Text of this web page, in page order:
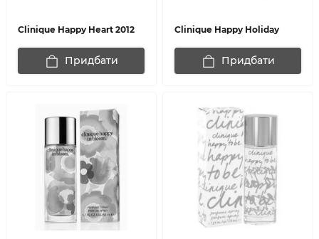
Clinique Happy Heart 2012
Придбати
Clinique Happy Holiday
Придбати